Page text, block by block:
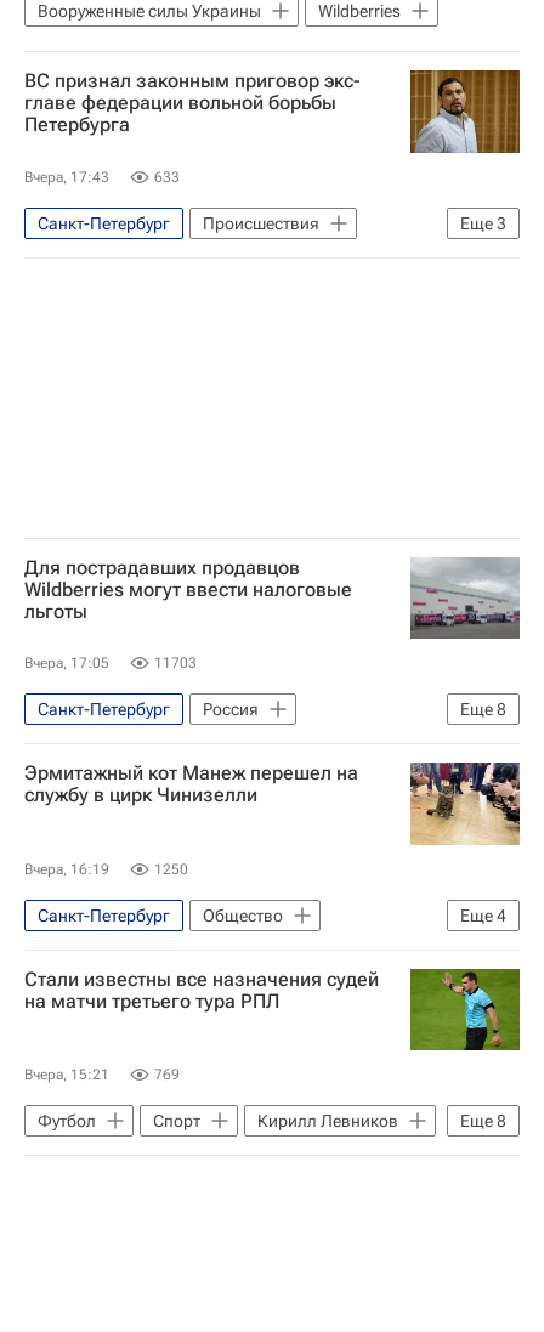
Вооруженные силы Украины
Wildberries
ВС признал законным приговор экс-
главе федерации вольной борьбы
Петербурга
Вчера, 17:43 633
Еще3
Санкт-Петербург
Происшествия
Россия
Фрунзе
Для пострадавших продавцов
Wildberries могут ввести налоговые
льготы
Вчера, 17:05 11703
Еще8
Санкт-Петербург
Россия
Московская область (Подмосковье)
Алексей Сазанов
Александр Новак
Следственный комитет России (СК РФ)
Татьяна Ким (Бакальчук)
Краснодар
Эрмитажный кот Манеж перешел на
службу в цирк Чинизелли
Вчера, 16:19 1250
Еще4
Санкт-Петербург
Общество
Ленинград
Елизавета Петровна (императрица)
Стали известны все назначения судей
на матчи третьего тура РПЛ
Вчера, 15:21 769
Еще8
Футбол Спорт
Кирилл Левников
Российский футбольный союз (РФС)